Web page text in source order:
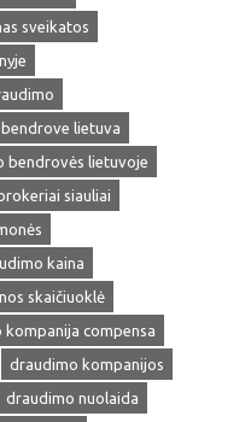
sveikatos
lietuva
bendrovės lietuvoje
siauliai
kaina
skaičiuoklė
kompanija compensa
draudimo kompanijos
draudimo nuolaida